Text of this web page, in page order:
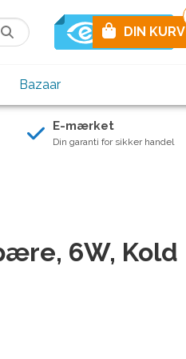
DIN KURV
Bazaar
E-mærket
Din garanti for sikker handel
6W, Kold